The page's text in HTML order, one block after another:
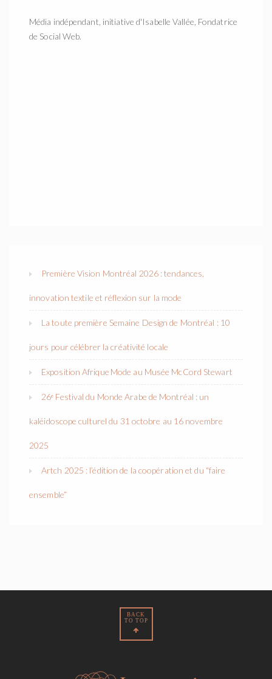
Média indépendant, initiative d'Isabelle Vallée, Fondatrice
de Social Web.
Première Vision Montréal 2026 : tendances,
innovation textile et réflexion sur la mode
La toute première Semaine Design de Montréal : 10
jours pour célébrer la créativité locale
Exposition Afrique Mode au Musée McCord Stewart
26ᵉ Festival du Monde Arabe de Montréal : un
kaléidoscope culturel du 31 octobre au 16 novembre
2025
Artch 2025 : l’édition de la coopération et du “faire
ensemble”
BACK
TO TOP